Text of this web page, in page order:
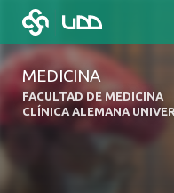
MEDICINA
FACULTAD DE MEDICINA
CLÍNICA ALEMANA